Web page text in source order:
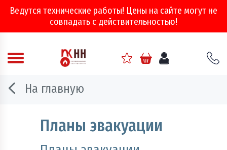
Ведутся технические работы! Цены на сайте могут не
совпадать с действительностью!
Аварийно - спасательное оборудование
Двери, ворота и люки противопожарные
На главную
Планы эвакуации